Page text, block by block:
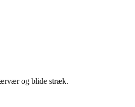
og blide stræk.